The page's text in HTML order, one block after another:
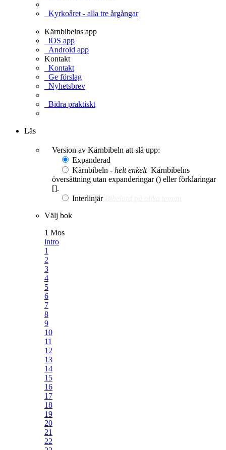
Kyrkoåret - alla tre årgångar
Kärnbibelns app
iOS app
Android app
Kontakt
Kontakt
Ge förslag
Nyhetsbrev
Bidra praktiskt
Läs
Version av Kärnbibeln att slå upp:
Expanderad
Kärnbibeln - helt enkelt Kärnbibelns
översättning utan expanderingar () eller förklaringar
[].
Interlinjär
Välj bok
1 Mos
intro
1
2
3
4
5
6
7
8
9
10
11
12
13
14
15
16
17
18
19
20
21
22